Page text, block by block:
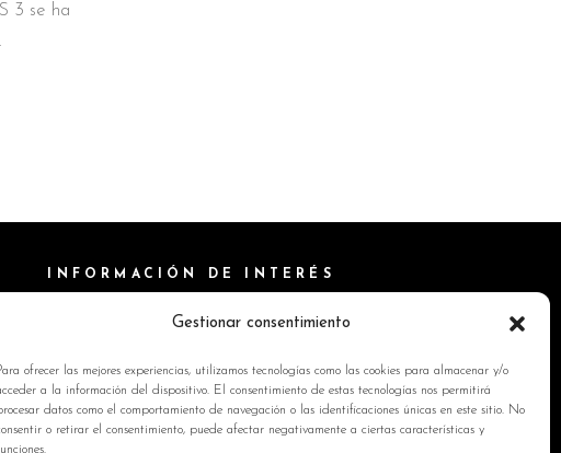
Gestionar consentimiento
ofrecer las mejores experiencias, utilizamos tecnologías como las cookies para almacenar y/o
a la información del dispositivo. El consentimiento de estas tecnologías nos permitirá
datos como el comportamiento de navegación o las identificaciones únicas en este sitio. No
o retirar el consentimiento, puede afectar negativamente a ciertas características y
3 se ha
INFORMACIÓN DE INTERÉS
Política de Cookies
Política de privacidad
Contacto